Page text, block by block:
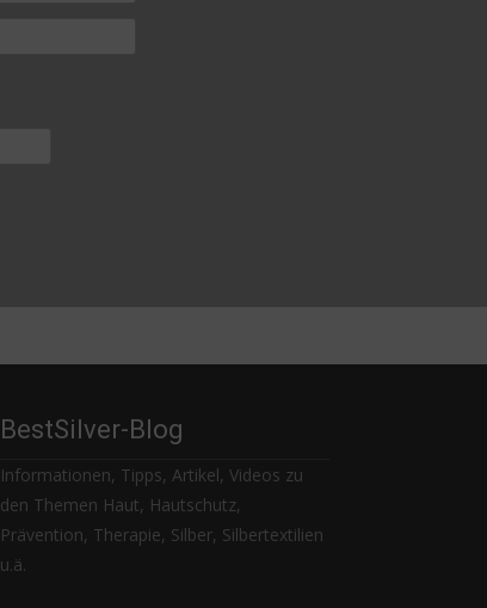
BestSilver-Blog
Informationen, Tipps, Artikel, Videos zu
den Themen Haut, Hautschutz,
Prävention, Therapie, Silber, Silbertextilien
u.ä.